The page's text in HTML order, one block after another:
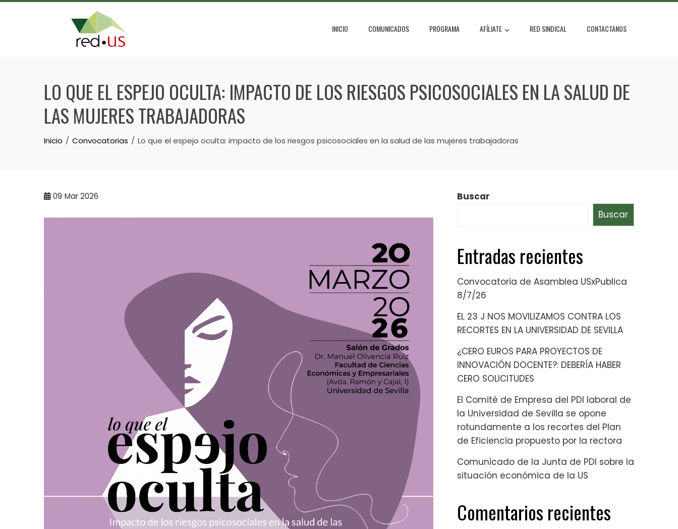
Skip
INICIO COMUNICADOS PROGRAMA AFÍLIATE RED SINDICAL CONTACTANOS
LO QUE EL ESPEJO OCULTA: IMPACTO DE LOS RIESGOS PSICOSOCIALES EN LA SALUD DE
LAS MUJERES TRABAJADORAS
Inicio Convocatorias Lo que el espejo oculta: impacto de los riesgos psicosociales en la salud de las mujeres trabajadoras
09 Mar 2026
Buscar
Buscar
Entradas recientes
Convocatoria de Asamblea USxPublica
8/7/26
EL 23 J NOS MOVILIZAMOS CONTRA LOS
RECORTES EN LA UNIVERSIDAD DE SEVILLA
¿CERO EUROS PARA PROYECTOS DE
INNOVACIÓN DOCENTE?: DEBERÍA HABER
CERO SOLICITUDES
El Comité de Empresa del PDI laboral de
la Universidad de Sevilla se opone
rotundamente a los recortes del Plan
de Eficiencia propuesto por la rectora
Comunicado de la Junta de PDI sobre la
situación económica de la US
Comentarios recientes